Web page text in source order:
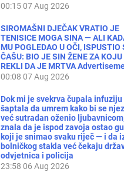
00:15 07 Aug 2026
SIROMAŠNI DJEČAK VRATIO JE
TENISICE MOGA SINA — ALI
MU POGLEDAO U OČI, ISPUSTIO
ČAŠU: BIO JE SIN ŽENE ZA KOJU
REKLI DA JE MRTVA
00:08 07 Aug 2026
Dok mi je svekrva čupala infuziju
šaptala da umrem kako bi se
već sutradan oženio
znala da je ispod zavoja ostao
koji je snimao svaku riječ — i da
bolničkog stakla već čekaju
odvjetnica i policija
23:58 06 Aug 2026